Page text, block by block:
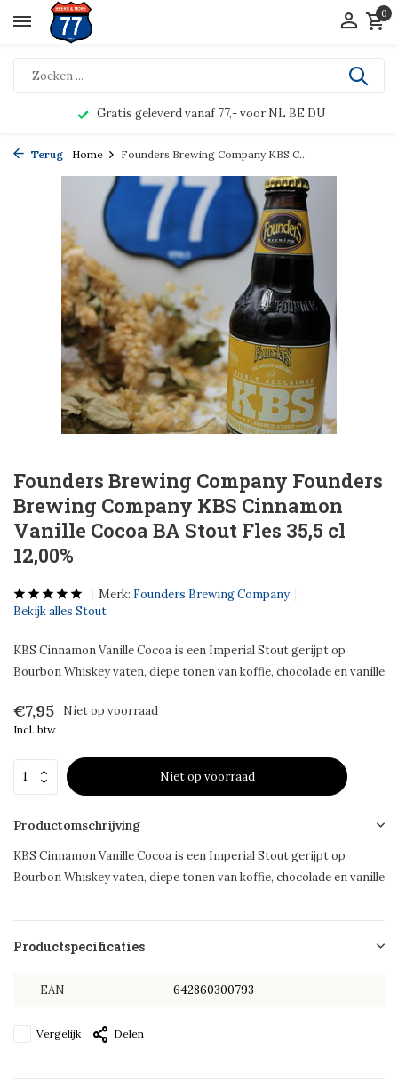
0
Gratis geleverd vanaf 77,- voor NL BE DU
Terug Home Founders Brewing Company KBS C...
Founders Brewing Company Founders
Brewing Company KBS Cinnamon
Vanille Cocoa BA Stout Fles 35,5 cl
12,00%
Merk: Founders Brewing Company
Bekijk alles Stout
KBS Cinnamon Vanille Cocoa is een Imperial Stout gerijpt op
Bourbon Whiskey vaten, diepe tonen van koffie, chocolade en vanille
€7,95 Niet op voorraad
Incl. btw
Niet op voorraad
Productomschrijving
KBS Cinnamon Vanille Cocoa is een Imperial Stout gerijpt op
Bourbon Whiskey vaten, diepe tonen van koffie, chocolade en vanille
Productspecificaties
EAN 642860300793
Vergelijk Delen